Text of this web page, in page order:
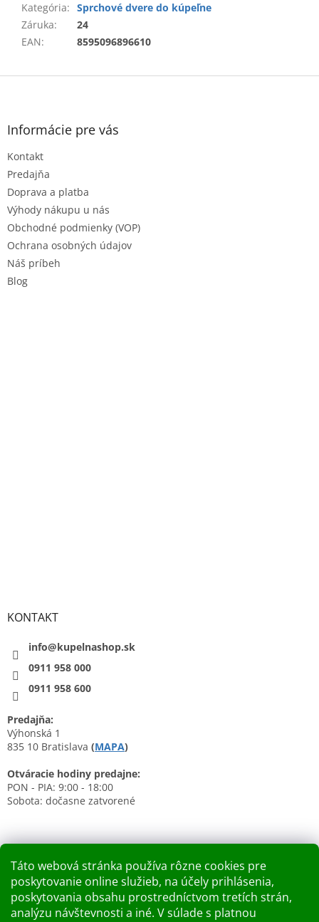
Táto webová stránka používa rôzne cookies pre
poskytovanie online služieb, na účely prihlásenia,
poskytovania obsahu prostredníctvom tretích strán,
analýzu návštevnosti a iné. V súlade s platnou
Kategória: Sprchové dvere do kúpeľne
Záruka:
24
EAN: 8595096896610
Z
Informácie pre vás
Kontakt
Predajňa
Doprava a platba
Výhody nákupu u nás
Obchodné podmienky (VOP)
Ochrana osobných údajov
Náš príbeh
Blog
KONTAKT
info@kupelnashop.sk
0911 958 000
0911 958 600
Predajňa:
Výhonská 1
835 10 Bratislava (MAPA)
Otváracie hodiny predajne:
PON - PIA: 9:00 - 18:00
Sobota: dočasne zatvorené
Nákupný košík
0KS / 0 €